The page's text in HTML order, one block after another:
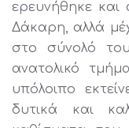
ερευνήθηκε
Δάκαρη, αλλά
στο σύνολό
ανατολικό
υπόλοιπο
δυτικά και